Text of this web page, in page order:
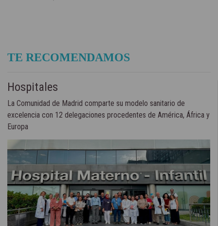
TE RECOMENDAMOS
Hospitales
La Comunidad de Madrid comparte su modelo sanitario de
excelencia con 12 delegaciones procedentes de América, África y
Europa